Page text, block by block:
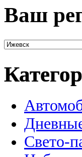
Ваш
Свето-